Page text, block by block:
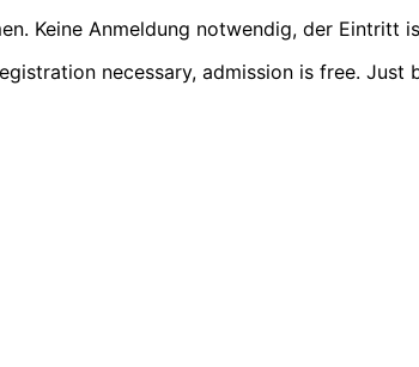
Keine Anmeldung notwendig, der
necessary, admission is free. Just